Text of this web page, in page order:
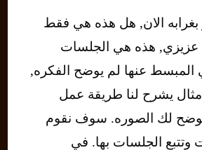
بغرابه الان, هل هذه هي فقط
عزيزي, هذه هي الجلسات
المبسط عنها لم يوضح الفكره,
مثال يشرح لنا طريقة عمل
لك الصوره. سوف نقوم
صفحات وتتبع الجلسات بها. في